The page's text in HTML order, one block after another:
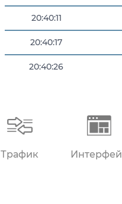
20:40:11
20:40:17
20:40:26
Трафик